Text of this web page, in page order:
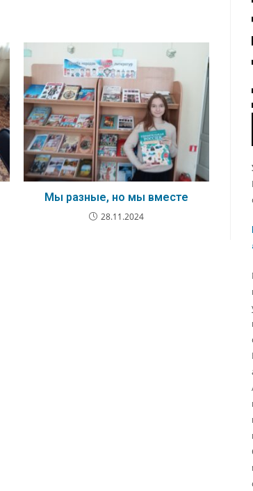
Мы разные, но мы вместе
28.11.2024